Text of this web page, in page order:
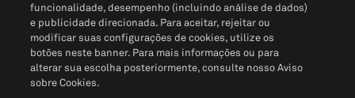
funcionalidade, desempenho (incluindo análise de dados)
e publicidade direcionada. Para aceitar, rejeitar ou
modificar suas configurações de cookies, utilize os
botões neste banner. Para mais informações ou para
alterar sua escolha posteriormente, consulte nosso Aviso
sobre Cookies.